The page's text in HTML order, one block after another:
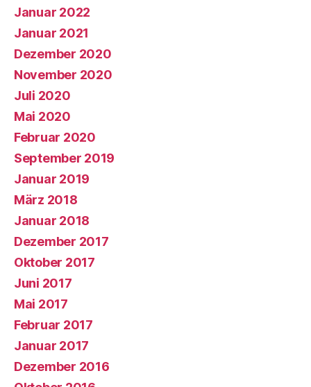
Januar 2022
Januar 2021
Dezember 2020
November 2020
Juli 2020
Mai 2020
Februar 2020
September 2019
Januar 2019
März 2018
Januar 2018
Dezember 2017
Oktober 2017
Juni 2017
Mai 2017
Februar 2017
Januar 2017
Dezember 2016